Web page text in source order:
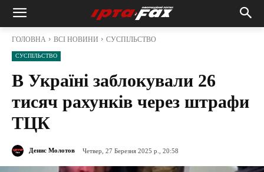
ГОЛОВНА ВСІ НОВИНИ СУСПІЛЬСТВО
СУСПІЛЬСТВО
В Україні заблокували 26
тисяч рахунків через штрафи
ТЦК
Денис Молотов Четвер, 27 Березня 2025 р., 20:58